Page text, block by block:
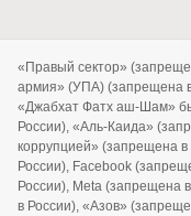
«Правый сектор»
армия» (УПА) (запрещена
«Джабхат Фатх аш-Шам»
России), «Аль-Каида»
коррупцией» (запрещена
России), Facebook
России), Meta (запрещена
в России), «Азов»